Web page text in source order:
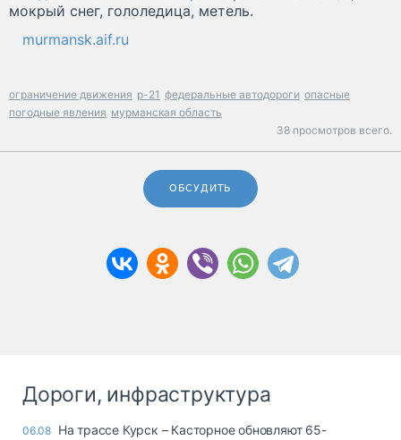
мокрый снег, гололедица, метель.
murmansk.aif.ru
ограничение движения р-21 федеральные автодороги опасные
погодные явления мурманская область
38 просмотров всего.
ОБСУДИТЬ
Дороги, инфраструктура
06.08 На трассе Курск – Касторное обновляют 65-